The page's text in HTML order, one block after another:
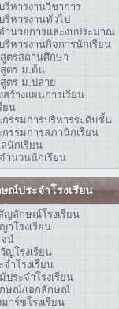
ริหารงานวิชาการ
ริหารงานทั่วไป
ำนวยการและงบประมาณ
ริหารงานกิจการนักเรียน
ตรสถานศึกษา
ตร ม.ต้น
ตร ม.ปลาย
สร้างแผนการเรียน
ยน
รรมการบริหารระดับชั้น
รรมการสภานักเรียน
นักเรียน
ำนวนนักเรียน
ณ์ประจำโรงเรียน
ญลักษณ์โรงเรียน
าโรงเรียน
น์
ญโรงเรียน
จำโรงเรียน
ประจำโรงเรียน
ษณ์/เอกลักษณ์
มาร์ชโรงเรียน